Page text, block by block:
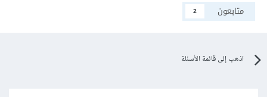
متابعون
2
اذهب إلى قائمة الأسئلة